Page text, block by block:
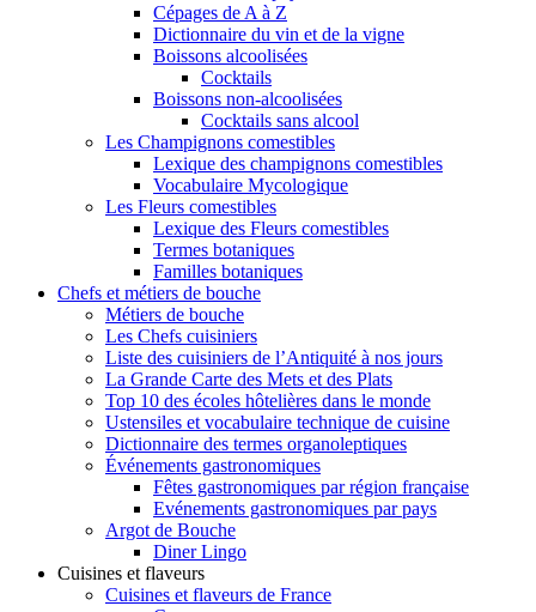
Cépages de A à Z
Dictionnaire du vin et de la vigne
Boissons alcoolisées
Cocktails
Boissons non-alcoolisées
Cocktails sans alcool
Les Champignons comestibles
Lexique des champignons comestibles
Vocabulaire Mycologique
Les Fleurs comestibles
Lexique des Fleurs comestibles
Termes botaniques
Familles botaniques
Chefs et métiers de bouche
Métiers de bouche
Les Chefs cuisiniers
Liste des cuisiniers de l’Antiquité à nos jours
La Grande Carte des Mets et des Plats
Top 10 des écoles hôtelières dans le monde
Ustensiles et vocabulaire technique de cuisine
Dictionnaire des termes organoleptiques
Événements gastronomiques
Fêtes gastronomiques par région française
Evénements gastronomiques par pays
Argot de Bouche
Diner Lingo
Cuisines et flaveurs
Cuisines et flaveurs de France